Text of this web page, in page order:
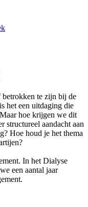
betrokken te zijn bij de
het een uitdaging die
hoe krijgen we dit
structureel aandacht aan
Hoe houd je het thema
In het Dialyse
een aantal jaar